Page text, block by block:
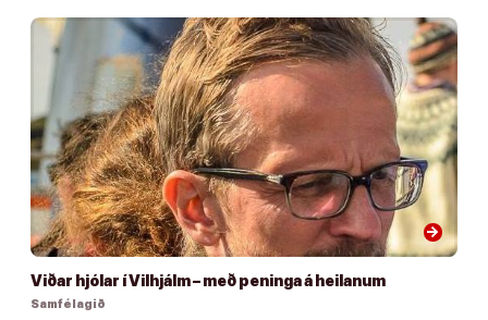
arrow_forward
Viðar hjólar í Vilhjálm – með peninga á heilanum
Samfélagið